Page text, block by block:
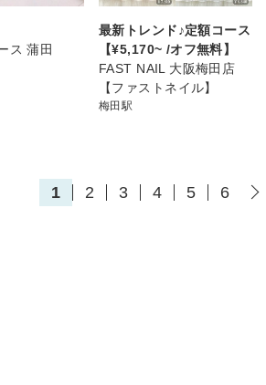
ス 蒲田
最新トレンド♪定額コース
【¥5,170~ /オフ無料】
FAST NAIL 大阪梅田店
【ファストネイル】
梅田駅
1 2 3 4 5 6